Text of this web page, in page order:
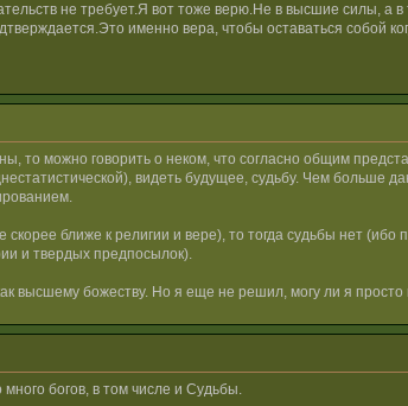
не требует.Я вот тоже верю.Не в высшие силы,
именно вера, чтобы оставаться собой
то можно говорить о неком, что согласно общим
видеть будущее, судьбу. Чем
ближе к религии и вере), то тогда судьбы нет
и твердых предпосылок).
высшему божеству. Но я еще не решил, могу ли я
богов, в том числе и Судьбы.